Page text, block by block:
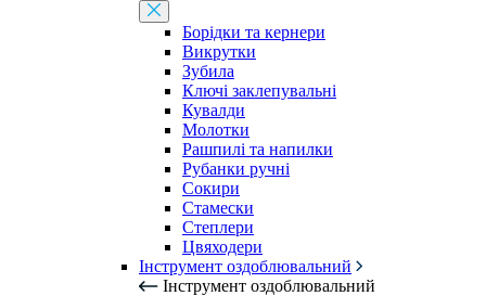
Борідки та кернери
Викрутки
Зубила
Ключі заклепувальні
Кувалди
Молотки
Рашпилі та напилки
Рубанки ручні
Сокири
Стамески
Степлери
Цвяходери
Інструмент оздоблювальний
Інструмент оздоблювальний